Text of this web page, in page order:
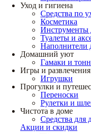
Уход и гигиена
Средства по
Косметика
Инструменты
Туалеты и
Наполнители
Домашний уют
Гамаки и
Игры и развлечения
Игрушки
Прогулки и
Переноски
Рулетки и
Чистота в доме
Средства для
Акции и скидки